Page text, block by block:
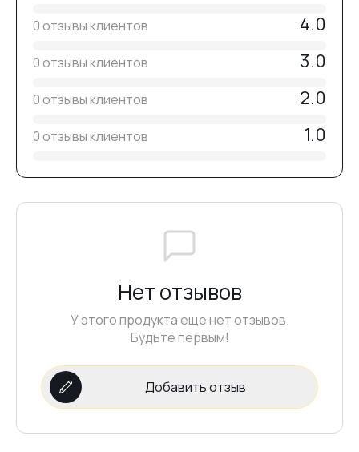
0 отзывы клиентов 4.0
0 отзывы клиентов 3.0
0 отзывы клиентов 2.0
0 отзывы клиентов 1.0
Нет отзывов
У этого продукта еще нет отзывов.
Будьте первым!
Добавить отзыв